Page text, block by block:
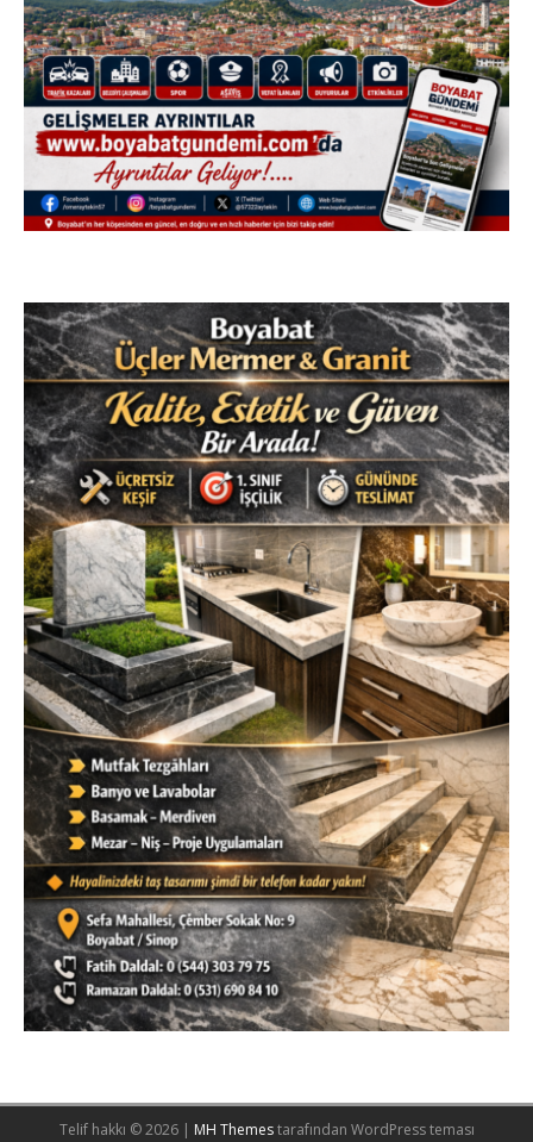
Telif hakkı © 2026 | MH Themestarafından WordPress teması